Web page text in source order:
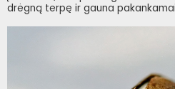
drėgną terpę ir gauna